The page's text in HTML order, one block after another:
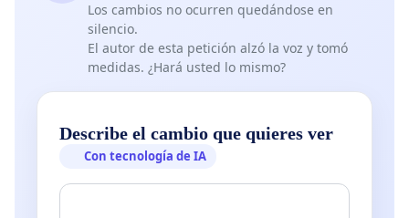
Los cambios no ocurren quedándose en
silencio.
El autor de esta petición alzó la voz y tomó
medidas. ¿Hará usted lo mismo?
Describe el cambio que quieres ver
Con tecnología de IA